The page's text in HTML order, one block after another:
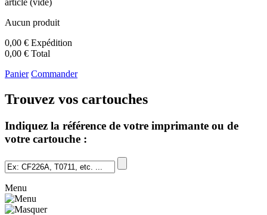
article (vide)
Aucun produit
0,00 € Expédition
0,00 € Total
Panier Commander
Trouvez vos cartouches
Indiquez la référence de votre imprimante ou de
votre cartouche :
Menu